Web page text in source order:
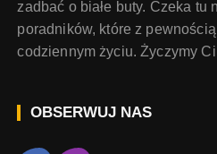
zadbać o białe buty. Czeka tu
poradników, które z
codziennym życiu. Życzymy Ci
OBSERWUJ NAS